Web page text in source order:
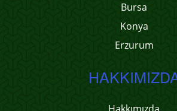
Bursa
Konya
Erzurum